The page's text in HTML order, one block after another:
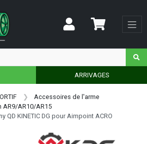
ARRIVAGES
Accessoires de l'arme
AR10/AR15
QD KINETIC DG pour Aimpoint ACRO